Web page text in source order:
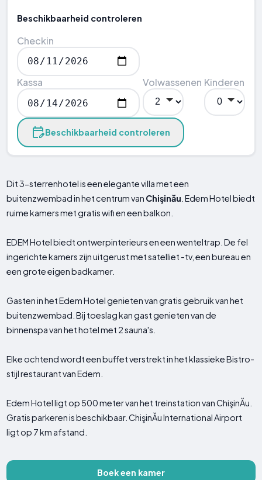
Beschikbaarheid controleren
Checkin
Kassa Volwassenen Kinderen
Beschikbaarheid controleren
Dit 3-sterrenhotel is een elegante villa met een
buitenzwembad in het centrum van Chişinău . Edem Hotel biedt
ruime kamers met gratis wifi en een balkon.
EDEM Hotel biedt ontwerpinterieurs en een wenteltrap. De fel
ingerichte kamers zijn uitgerust met satelliet -tv, een bureau en
een grote eigen badkamer.
Gasten in het Edem Hotel genieten van gratis gebruik van het
buitenzwembad. Bij toeslag kan gast genieten van de
binnenspa van het hotel met 2 sauna's.
Elke ochtend wordt een buffet verstrekt in het klassieke Bistro-
stijl restaurant van Edem.
Edem Hotel ligt op 500 meter van het treinstation van ChişinĂu.
Gratis parkeren is beschikbaar. ChişinĂu International Airport
ligt op 7 km afstand.
Boek een kamer